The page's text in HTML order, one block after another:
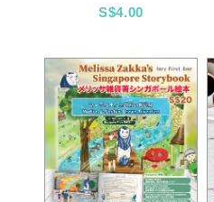
S$4.00